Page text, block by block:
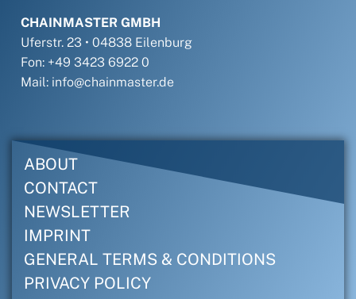
CHAINMASTER GMBH
Uferstr. 23 • 04838 Eilenburg
Fon: +49 3423 6922 0
Mail: info@chainmaster.de
ABOUT
CONTACT
NEWSLETTER
IMPRINT
GENERAL TERMS & CONDITIONS
PRIVACY POLICY